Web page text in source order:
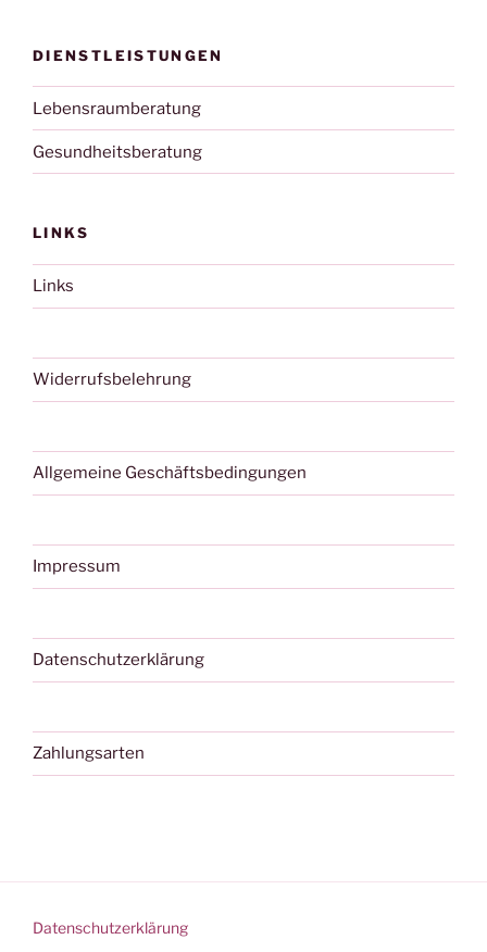
DIENSTLEISTUNGEN
Lebensraumberatung
Gesundheitsberatung
LINKS
Links
Widerrufsbelehrung
Allgemeine Geschäftsbedingungen
Impressum
Datenschutzerklärung
Zahlungsarten
Datenschutzerklärung